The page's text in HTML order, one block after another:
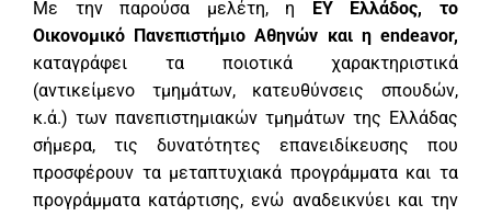
Με την παρούσα μελέτη, η EY Ελλάδος, το
Οικονομικό Πανεπιστήμιο Αθηνών και η endeavor,
καταγράφει τα ποιοτικά χαρακτηριστικά
(αντικείμενο τμημάτων, κατευθύνσεις σπουδών,
κ.ά.) των πανεπιστημιακών τμημάτων της Ελλάδας
σήμερα, τις δυνατότητες επανειδίκευσης που
προσφέρουν τα μεταπτυχιακά προγράμματα και τα
προγράμματα κατάρτισης, ενώ αναδεικνύει και την